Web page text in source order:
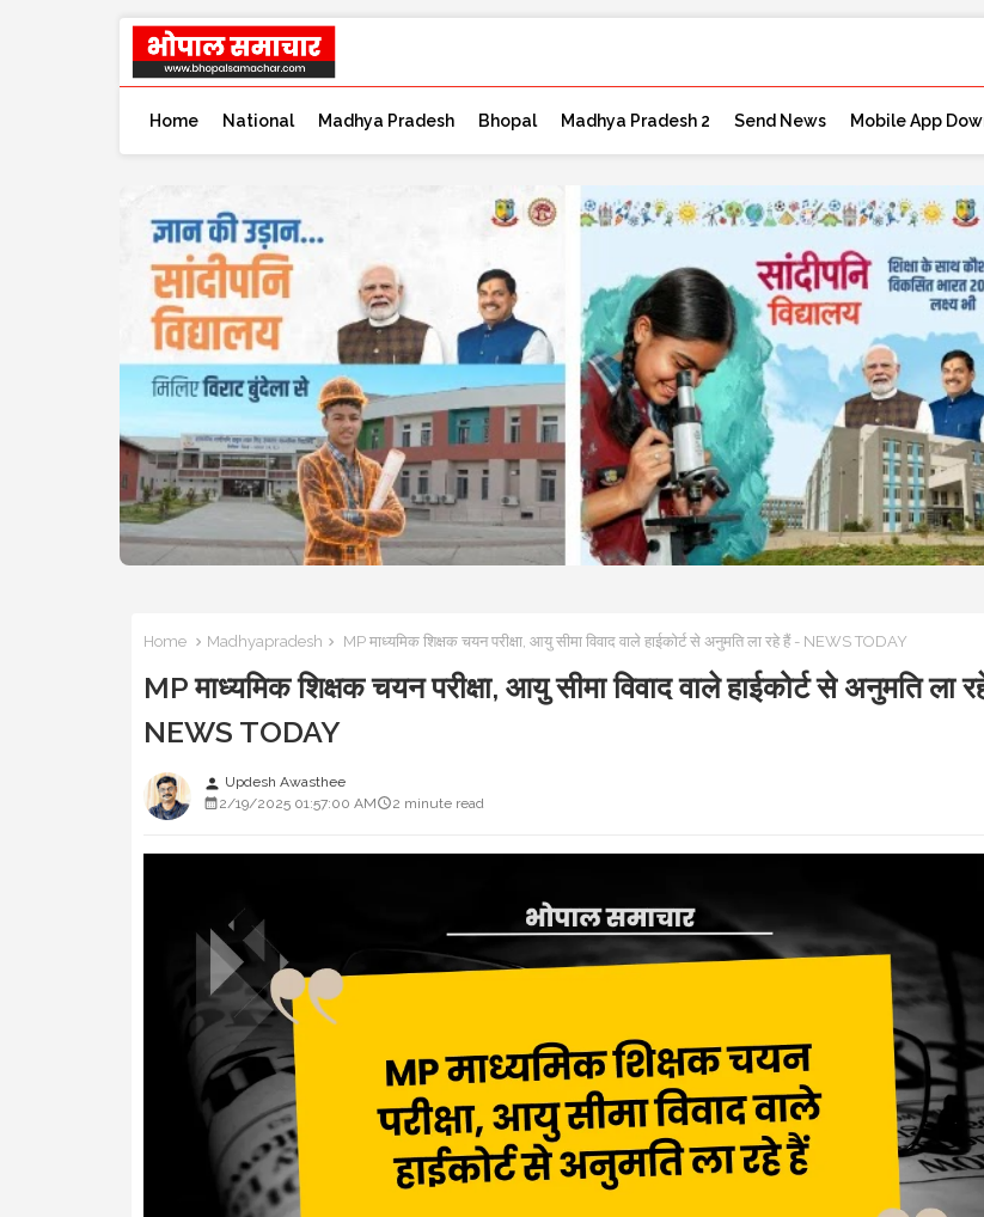
Home National Madhya Pradesh Bhopal Madhya Pradesh 2 Send News Mobile App
Home Madhyapradesh MP माध्यमिक शिक्षक चयन परीक्षा, आयु सीमा विवाद वाले हाईकोर्ट से अनुमति ला रहे हैं - NEWS TODAY
MP माध्यमिक शिक्षक चयन परीक्षा, आयु सीमा विवाद वाले हाईकोर्ट से अनुमति ला
NEWS TODAY
person Updesh Awasthee
2/19/2025 01:57:00 AM
2 minute read